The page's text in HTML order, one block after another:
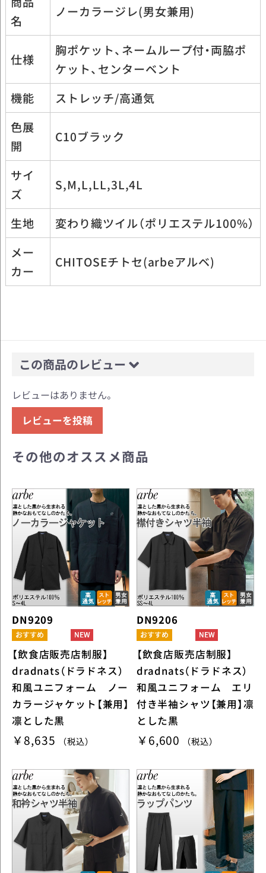
名
ノーカラージレ(男女兼用)
仕様
胸ポケット、ネームループ付・両脇ポ
ケット、センターベント
機能
ストレッチ/高通気
色展
開
C10ブラック
サイ
ズ
S,M,L,LL,3L,4L
生地
変わり織ツイル（ポリエステル100%）
メー
カー
CHITOSEチトセ(arbeアルベ)
この商品のレビュー
レビューはありません。
レビューを投稿
その他のオススメ商品
DN9209
【飲食店販売店制服】
dradnats（ドラドネス）
和風ユニフォーム ノー
カラージャケット【兼用】
凛とした黒
￥8,635 （税込）
DN9206
【飲食店販売店制服】
dradnats（ドラドネス）
和風ユニフォーム エリ
付き半袖シャツ【兼用】凛
とした黒
￥6,600 （税込）